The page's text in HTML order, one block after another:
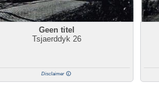
Geen titel
Tsjaerddyk 26
Disclaimer